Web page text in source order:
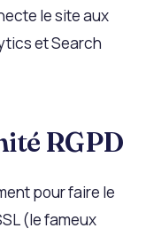
le site aux
et Search
RGPD
pour faire le
(le fameux